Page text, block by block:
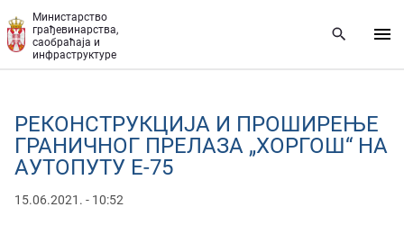
Министарство
грађевинарства,
саобраћаја и
инфраструктуре
РЕКОНСТРУКЦИЈA И ПРОШИРЕЊE
ГРАНИЧНОГ ПРЕЛАЗА „ХОРГОШ“ НА
АУТОПУТУ Е-75
15.06.2021. - 10:52